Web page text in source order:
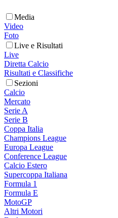
Media
Video
Foto
Live e Risultati
Live
Diretta Calcio
Risultati e Classifiche
Sezioni
Calcio
Mercato
Serie A
Serie B
Coppa Italia
Champions League
Europa League
Conference League
Calcio Estero
Supercoppa Italiana
Formula 1
Formula E
MotoGP
Altri Motori